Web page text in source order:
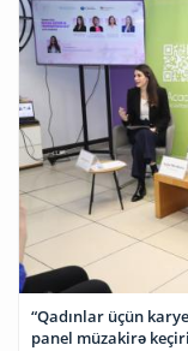
“Qadınlar üçün
panel müzakirə